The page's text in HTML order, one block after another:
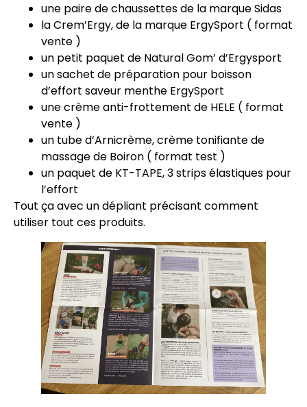
une paire de chaussettes de la marque Sidas
la Crem’Ergy, de la marque ErgySport ( format
vente )
un petit paquet de Natural Gom’ d’Ergysport
un sachet de préparation pour boisson
d’effort saveur menthe ErgySport
une crème anti-frottement de HELE ( format
vente )
un tube d’Arnicrème, crème tonifiante de
massage de Boiron ( format test )
un paquet de KT-TAPE, 3 strips élastiques pour
l’effort
Tout ça avec un dépliant précisant comment
utiliser tout ces produits.